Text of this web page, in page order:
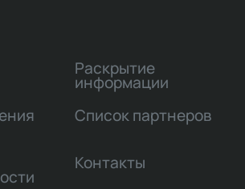
Раскрытие
информации
Список партнеров
Контакты